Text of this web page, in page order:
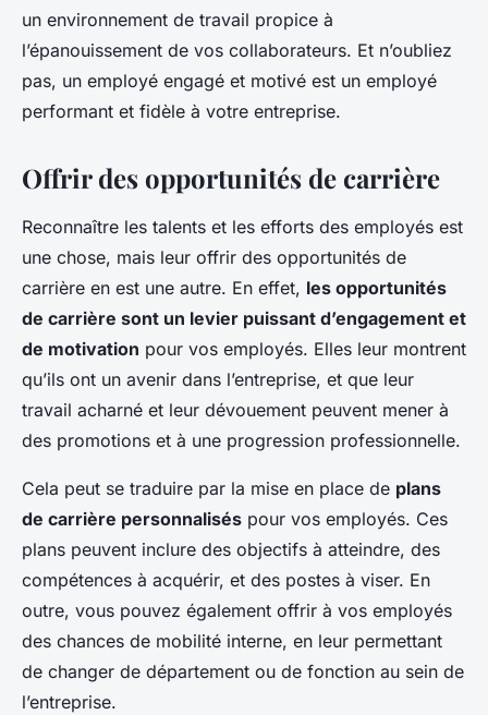
un environnement de travail propice à
l’épanouissement de vos collaborateurs. Et n’oubliez
pas, un employé engagé et motivé est un employé
performant et fidèle à votre entreprise.
Offrir des opportunités de carrière
Reconnaître les talents et les efforts des employés est
une chose, mais leur offrir des opportunités de
carrière en est une autre. En effet, les opportunités
de carrière sont un levier puissant d’engagement et
de motivation pour vos employés. Elles leur montrent
qu’ils ont un avenir dans l’entreprise, et que leur
travail acharné et leur dévouement peuvent mener à
des promotions et à une progression professionnelle.
Cela peut se traduire par la mise en place de plans
de carrière personnalisés pour vos employés. Ces
plans peuvent inclure des objectifs à atteindre, des
compétences à acquérir, et des postes à viser. En
outre, vous pouvez également offrir à vos employés
des chances de mobilité interne, en leur permettant
de changer de département ou de fonction au sein de
l’entreprise.